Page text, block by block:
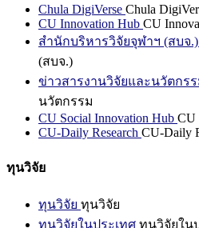
Chula DigiVerse Chula
CU Innovation Hub CU
สำนักบริหารวิจัยจุฬาฯ (สบจ.)
(สบจ.)
ข่าวสารงานวิจัยและนวัตกร
นวัตกรรม
CU Social Innovation Hub CU
CU-Daily Research CU-Daily
ทุนวิจัย
ทุนวิจัย ทุนวิจัย
ทุนวิจัยในประเทศ ทุนวิจัยใน